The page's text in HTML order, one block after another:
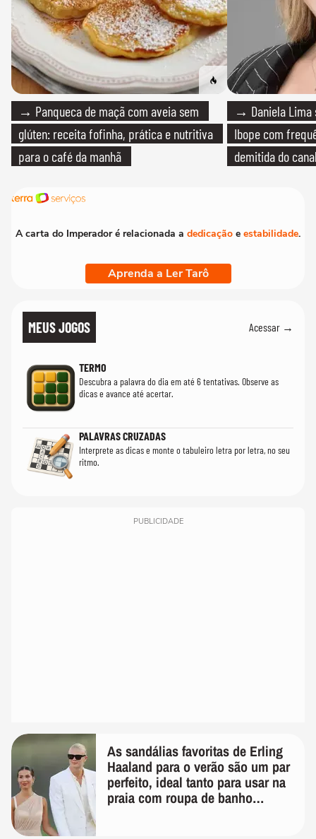
→ Panqueca de maçã com aveia sem
glúten: receita fofinha, prática e nutritiva
para o café da manhã
→ Daniela Lima
Ibope com
demitida do
A carta do Imperador é relacionada a dedicação e estabilidade.
Aprenda a Ler Tarô
MEUS JOGOS Acessar →
TERMO
Descubra a palavra do dia em até 6 tentativas. Observe as
dicas e avance até acertar.
PALAVRAS CRUZADAS
Interprete as dicas e monte o tabuleiro letra por letra, no seu
ritmo.
PUBLICIDADE
As sandálias favoritas de Erling
Haaland para o verão são um par
perfeito, ideal tanto para usar na
praia com roupa de banho